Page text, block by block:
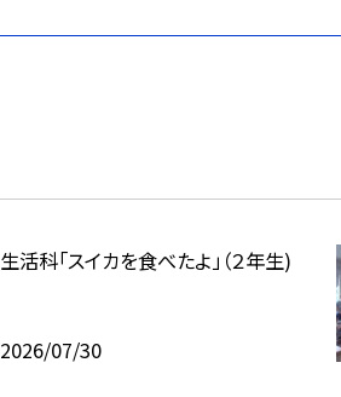
生活科「スイカを食べたよ」（２年生)
2026/07/30